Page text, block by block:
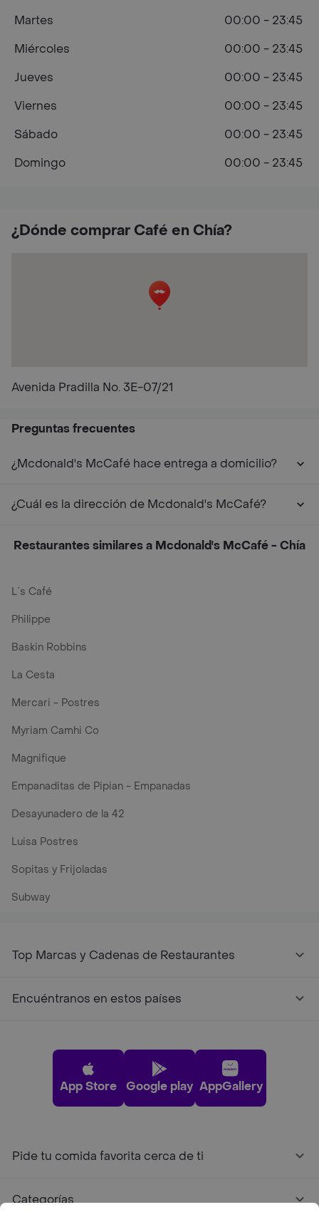
¿Dónde comprar Café en Chía?
Avenida Pradilla No. 3E-07/21
Martes
00:00 - 23:45
Miércoles
00:00 - 23:45
Jueves
00:00 - 23:45
Viernes
00:00 - 23:45
Sábado
00:00 - 23:45
Domingo
00:00 - 23:45
Preguntas frecuentes
¿Mcdonald's McCafé hace entrega a domicilio?
¿Cuál es la dirección de Mcdonald's McCafé?
Restaurantes similares a Mcdonald's McCafé - Chía
L´s Café
Philippe
Baskin Robbins
La Cesta
Mercari - Postres
Myriam Camhi Co
Magnifique
Empanaditas de Pipian - Empanadas
Desayunadero de la 42
Luisa Postres
Sopitas y Frijoladas
Subway
Top Marcas y Cadenas de Restaurantes
Encuéntranos en estos países
App Store Google play AppGallery
Pide tu comida favorita cerca de ti
Categorías